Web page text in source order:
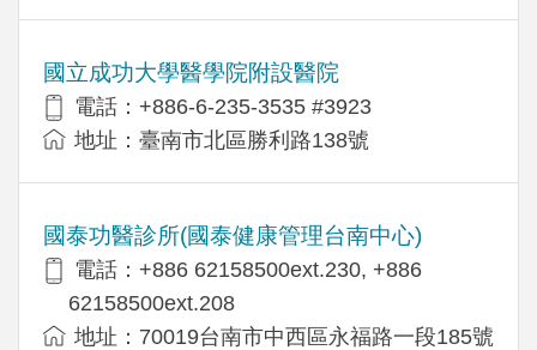
國立成功大學醫學院附設醫院
電話：+886-6-235-3535 #3923
地址：臺南市北區勝利路138號
國泰功醫診所(國泰健康管理台南中心)
電話：+886 62158500ext.230, +886
62158500ext.208
地址：70019台南市中西區永福路一段185號